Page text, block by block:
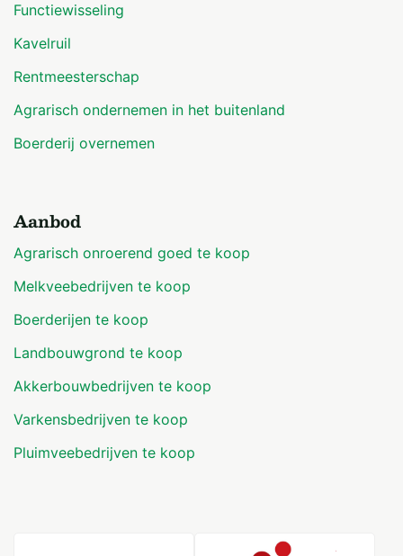
Functiewisseling
Kavelruil
Rentmeesterschap
Agrarisch ondernemen in het buitenland
Boerderij overnemen
Aanbod
Agrarisch onroerend goed te koop
Melkveebedrijven te koop
Boerderijen te koop
Landbouwgrond te koop
Akkerbouwbedrijven te koop
Varkensbedrijven te koop
Pluimveebedrijven te koop